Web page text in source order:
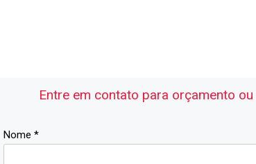
Entre em contato para orçamento
Nome *